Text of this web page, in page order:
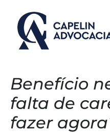
Benefício
falta de
fazer